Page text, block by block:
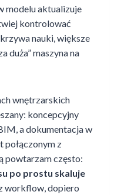
modelu aktualizuje
kontrolować
nauki, większe
duża” maszyna na
wnętrzarskich
koncepcyjny
a dokumentacja w
połączonym z
powtarzam często:
po prostu skaluje
workflow, dopiero